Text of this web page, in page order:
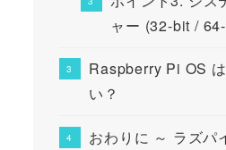
ャー (32-bit /
Raspberry Pi OS
い？
おわりに ～ ラズパ